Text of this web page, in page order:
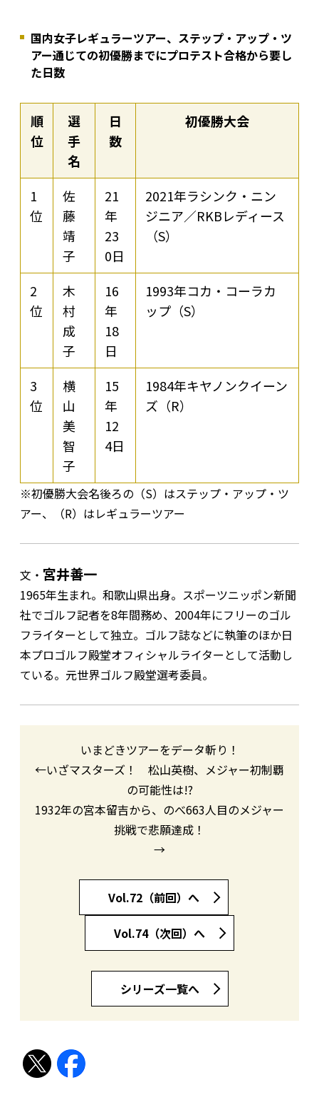
国内女子レギュラーツアー、ステップ・アップ・ツ
アー通じての初優勝までにプロテスト合格から要し
た日数
順
位
選
手
名
日
数
初優勝大会
1
位
佐
藤
靖
子
21
年
23
0日
2021年ラシンク・ニン
ジニア／RKBレディース
（S）
2
位
木
村
成
子
16
年
18
日
1993年コカ・コーラカ
ップ（S）
3
位
横
山
美
智
子
15
年
12
4日
1984年キヤノンクイーン
ズ（R）
※初優勝大会名後ろの（S）はステップ・アップ・ツ
アー、（R）はレギュラーツアー
文・ 宮井善一
1965年生まれ。和歌山県出身。スポーツニッポン新聞
社でゴルフ記者を8年間務め、2004年にフリーのゴル
フライターとして独立。ゴルフ誌などに執筆のほか日
本プロゴルフ殿堂オフィシャルライターとして活動し
ている。元世界ゴルフ殿堂選考委員。
いまどきツアーをデータ斬り！
←いざマスターズ！ 松山英樹、メジャー初制覇
の可能性は!?
1932年の宮本留吉から、のべ663人目のメジャー
挑戦で悲願達成！
→
Vol.72（前回）へ
Vol.74（次回）へ
シリーズ一覧へ